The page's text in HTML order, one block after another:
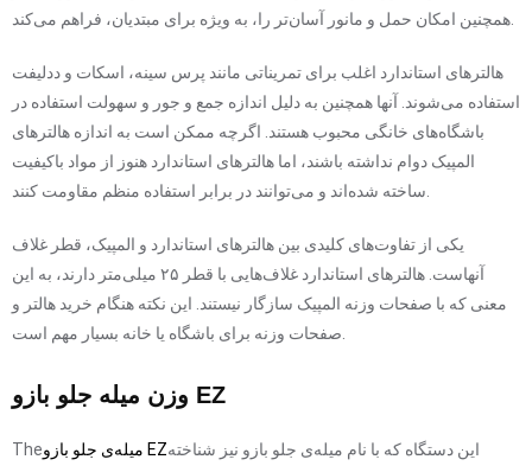
هالترهای استاندارد اغلب برای تمریناتی مانند پرس سینه، اسکات و ددلیفت
استفاده می‌شوند. آنها همچنین به دلیل اندازه جمع و جور و سهولت استفاده در
باشگاه‌های خانگی محبوب هستند. اگرچه ممکن است به اندازه هالترهای
المپیک دوام نداشته باشند، اما هالترهای استاندارد هنوز از مواد باکیفیت
یکی از تفاوت‌های کلیدی بین هالترهای استاندارد و المپیک، قطر غلاف
آنهاست. هالترهای استاندارد غلاف‌هایی با قطر ۲۵ میلی‌متر دارند، به این
معنی که با صفحات وزنه المپیک سازگار نیستند. این نکته هنگام خرید هالتر و
وزن میله جلو بازو EZ
The میله‌ی جلو بازو EZاین دستگاه که با نام میله‌ی جلو بازو نیز شناخته